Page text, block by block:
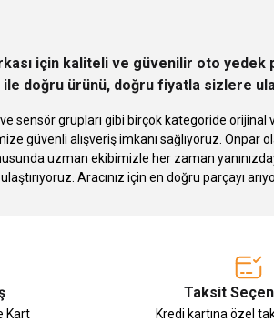
Gönder
için kaliteli ve güvenilir oto
ile doğru ürünü, doğru fiyatla sizlere
sensör grupları gibi birçok kategoride
alışveriş imkanı sağlıyoruz. Onpar
uzman ekibimizle her zaman
Aracınız için en doğru parçayı
Kart
Taksit
Kredi kartına özel